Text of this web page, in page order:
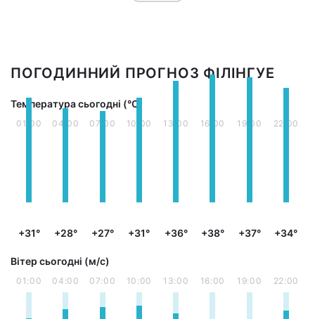
ПОГОДИННИЙ ПРОГНОЗ ФІЛІНГУЕ
Температура сьогодні (°С)
01:00
+31°
04:00
+28°
07:00
+27°
10:00
+31°
13:00
+36°
16:00
+38°
19:00
+37°
22:00
+34°
Вітер сьогодні (м/с)
01:00 04:00 07:00 10:00 13:00 16:00 19:00 22:00